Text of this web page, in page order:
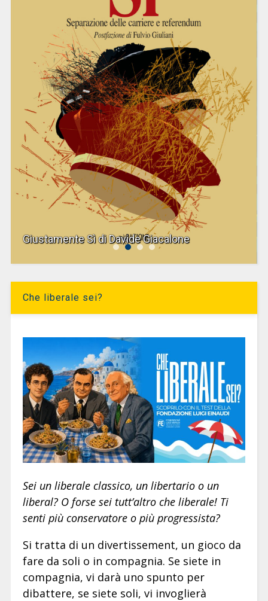
Giustamente Sì di Davide Giacalone
Che liberale sei?
Sei un liberale classico, un libertario o un
liberal? O forse sei tutt’altro che liberale! Ti
senti più conservatore o più progressista?
Si tratta di un divertissement, un gioco da
fare da soli o in compagnia. Se siete in
compagnia, vi darà uno spunto per
dibattere, se siete soli, vi invoglierà